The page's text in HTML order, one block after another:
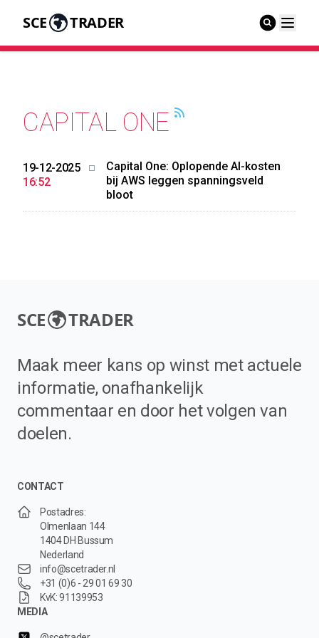
SCE TRADER
CAPITAL ONE
19-12-2025
16:52
Capital One: Oplopende AI-kosten
bij AWS leggen spanningsveld
bloot
SCE TRADER
Maak meer kans op winst met actuele
informatie, onafhankelijk
commentaar en door het volgen van
doelen.
CONTACT
Postadres:
Olmenlaan 144
1404 DH Bussum
Nederland
info@scetrader.nl
+31 (0)6 - 29 01 69 30
KvK: 91139953
MEDIA